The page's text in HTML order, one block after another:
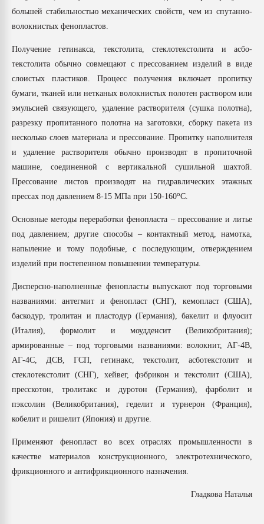
большей стабильностью механических свойств, чем из спутанно-
волокнистых фенопластов.
Получение гетинакса, текстолита, стеклотекстолита и асбо-
текстолита обычно совмещают с прессованием изделий в виде
слоистых пластиков. Процесс получения включает пропитку
бумаги, тканей или нетканых волокнистых полотен раствором или
эмульсией связующего, удаление растворителя (сушка полотна),
разрезку пропитанного полотна на заготовки, сборку пакета из
несколько слоев материала и прессование. Пропитку наполнителя
и удаление растворителя обычно производят в пропиточной
машине, соединенной с вертикальной сушильной шахтой.
Прессование листов производят на гидравлических этажных
прессах под давлением 8-15 МПа при 150-160оС.
Основные методы переработки фенопласта – прессование и литье
под давлением; другие способы – контактный метод, намотка,
напыление и тому подобные, с последующим, отверждением
изделий при постепенном повышении температуры.
Дисперсно-наполненные фенопласты выпускают под торговыми
названиями: антегмит и фенопласт (СНГ), кемопласт (США),
баскодур, тролитан и пластодур (Германия), бакелит и флуосит
(Италия), формолит и моудденсит (Великобритания);
армированные – под торговыми названиями: волокнит, АГ-4В,
АГ-4С, ДСВ, ГСП, гетинакс, текстолит, асботекстолит и
стеклотекстолит (СНГ), хейвег, фэбрикон и текстолит (США),
пресскотон, тролитакс и дуротон (Германия), фарболит и
пэксолин (Великобритания), геделит и турнерон (Франция),
кобелит и ришелит (Япония) и другие.
Применяют фенопласт во всех отраслях промышленности в
качестве материалов конструкционного, электротехнического,
фрикционного и антифрикционного назначения.
Гладкова Наталья